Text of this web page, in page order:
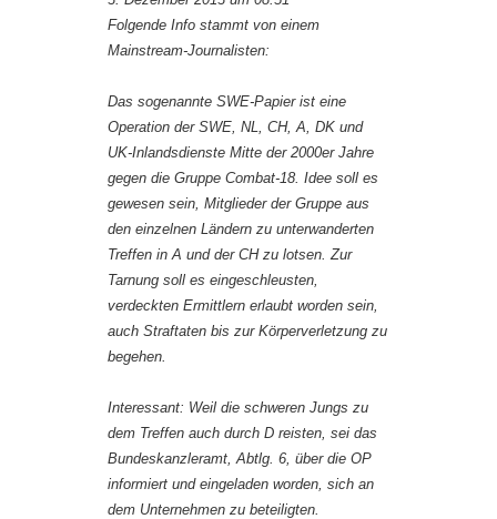
Folgende Info stammt von einem
Mainstream-Journalisten:
Das sogenannte SWE-Papier ist eine
Operation der SWE, NL, CH, A, DK und
UK-Inlandsdienste Mitte der 2000er Jahre
gegen die Gruppe Combat-18. Idee soll es
gewesen sein, Mitglieder der Gruppe aus
den einzelnen Ländern zu unterwanderten
Treffen in A und der CH zu lotsen. Zur
Tarnung soll es eingeschleusten,
verdeckten Ermittlern erlaubt worden sein,
auch Straftaten bis zur Körperverletzung zu
begehen.
Interessant: Weil die schweren Jungs zu
dem Treffen auch durch D reisten, sei das
Bundeskanzleramt, Abtlg. 6, über die OP
informiert und eingeladen worden, sich an
dem Unternehmen zu beteiligten.